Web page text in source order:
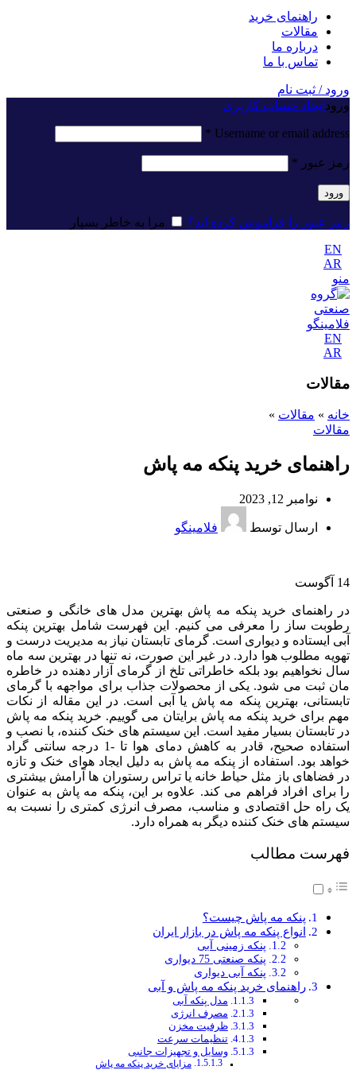
راهنمای خرید
مقالات
درباره ما
تماس با ما
ورود / ثبت نام
ورود ایجاد حساب کاربری
Username or email address
*
رمز عبور *
ورود
رمز عبور را فراموش کرده اید؟
مرا به خاطر بسپار
EN
AR
منو
EN
AR
مقالات
خانه » مقالات »
مقالات
راهنمای خرید پنکه مه پاش
نوامبر 12, 2023
ارسال توسط فلامینگو
14 آگوست
در راهنمای خرید پنکه مه پاش بهترین مدل های خانگی و صنعتی
رطوبت ساز را معرفی می کنیم. این فهرست شامل بهترین پنکه
آبی ایستاده و دیواری است. گرمای تابستان نیاز به مدیریت درست و
تهویه مطلوب هوا دارد. در غیر این صورت، نه تنها در بهترین سه ماه
سال نخواهیم بود بلکه خاطراتی تلخ از گرمای آزار دهنده در خاطره
مان ثبت می شود. یکی از محصولات جذاب برای مواجهه با گرمای
تابستانی، بهترین پنکه مه پاش یا آبی است. در این مقاله از نکات
مهم برای خرید پنکه مه پاش برایتان می گوییم. خرید پنکه مه پاش
در تابستان بسیار مفید است. این سیستم های خنک کننده، با نصب و
استفاده صحیح، قادر به کاهش دمای هوا تا -1 درجه سانتی گراد
خواهد بود. استفاده از پنکه مه پاش به دلیل ایجاد هوای خنک و تازه
در فضاهای باز مثل حیاط خانه یا تراس رستوران ها آرامش بیشتری
را برای افراد فراهم می کند. علاوه بر این، پنکه مه پاش به عنوان
یک راه حل اقتصادی و مناسب، مصرف انرژی کمتری را نسبت به
سیستم های خنک کننده دیگر به همراه دارد.
فهرست مطالب
پنکه مه پاش چیست؟
انواع پنکه مه پاش در بازار ایران
پنکه زمینی آبی
پنکه صنعتی 75 دیواری
پنکه آبی دیواری
راهنمای خرید پنکه مه پاش و آبی
مدل پنکه آبی
مصرف انرژی
ظرفیت مخزن
تنظیمات سرعت
وسایل و تجهیزات جانبی
مزایای خرید پنکه مه پاش